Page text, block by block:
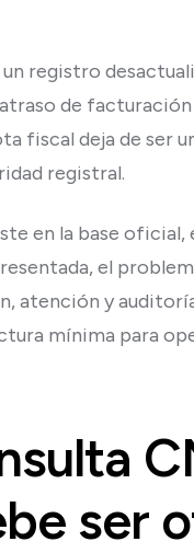
registro
de
fiscal deja de ser
registral.
en la base
el
atención y
mínima para
ser